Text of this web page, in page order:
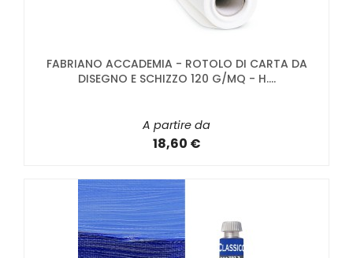
FABRIANO ACCADEMIA - ROTOLO DI CARTA DA
DISEGNO E SCHIZZO 120 G/MQ - H....
A partire da
18,60 €